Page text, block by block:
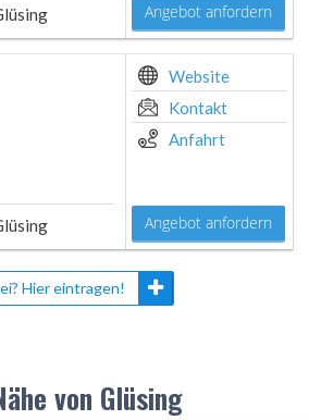
Angebot anfordern
Website
Kontakt
Anfahrt
Angebot anfordern
Hier eintragen!
von Glüsing